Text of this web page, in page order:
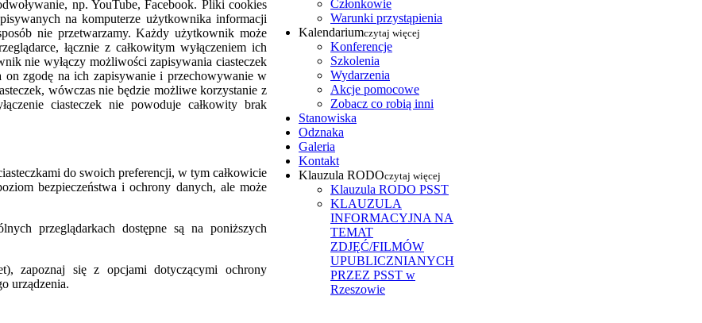
Członkowie
Warunki przystąpienia
Kalendariumczytaj więcej
Konferencje
Szkolenia
Wydarzenia
Akcje pomocowe
Zobacz co robią inni
Stanowiska
Odznaka
Galeria
Kontakt
Klauzula RODOczytaj więcej
Klauzula RODO PSST
KLAUZULA
INFORMACYJNA NA
TEMAT
ZDJĘĆ/FILMÓW
UPUBLICZNIANYCH
PRZEZ PSST w
Rzeszowie
np. YouTube, Facebook. Pliki cookies
na komputerze użytkownika informacji
nie przetwarzamy. Każdy użytkownik może
łącznie z całkowitym wyłączeniem ich
nie wyłączy możliwości zapisywania ciasteczek
zgodę na ich zapisywanie i przechowywanie w
wówczas nie będzie możliwe korzystanie z
ciasteczek nie powoduje całkowity brak
do swoich preferencji, w tym całkowicie
bezpieczeństwa i ochrony danych, ale może
przeglądarkach dostępne są na poniższych
zapoznaj się z opcjami dotyczącymi ochrony
urządzenia.